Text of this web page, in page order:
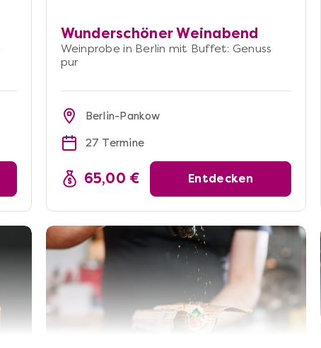
Wunderschöner Weinabend
Weinprobe in Berlin mit Buffet: Genuss
pur
Berlin-Pankow
27 Termine
65,00 € Entdecken